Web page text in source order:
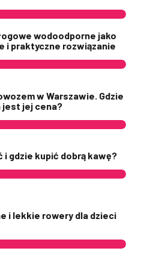
wodoodporne jako
i praktyczne rozwiązanie
w Warszawie. Gdzie
jest jej cena?
i gdzie kupić dobrą kawę?
i lekkie rowery dla dzieci